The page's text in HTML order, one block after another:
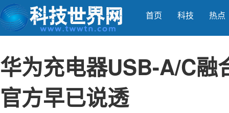
首页 科技 热点
华为充电器USB-A/C融
官方早已说透